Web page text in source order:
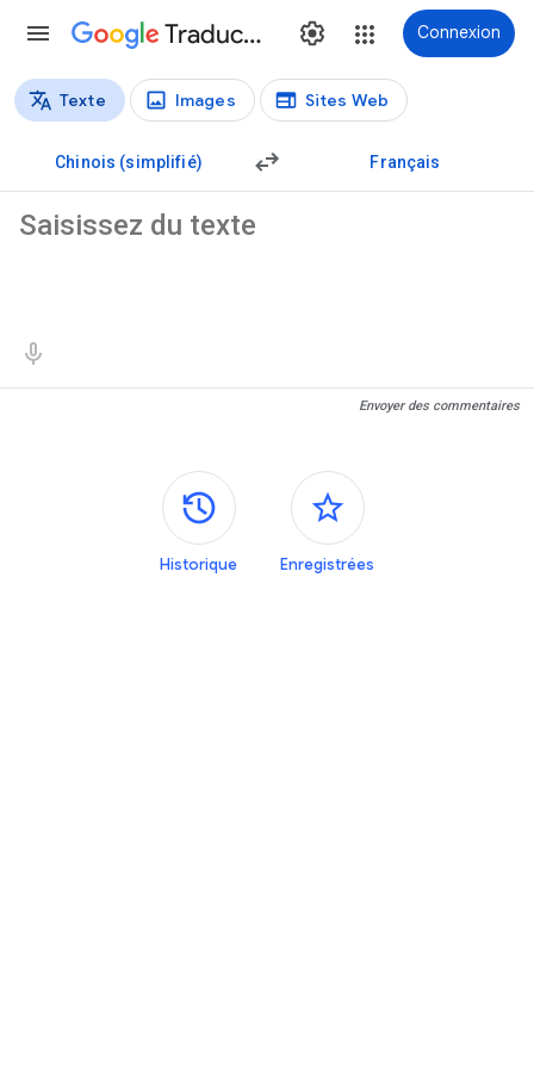
Traduction Connexion
Types de traductions
Texte Images Sites Web
Chinois (simplifié) Français
Envoyer des commentaires
Panneaux latéraux
Historique Enregistrées